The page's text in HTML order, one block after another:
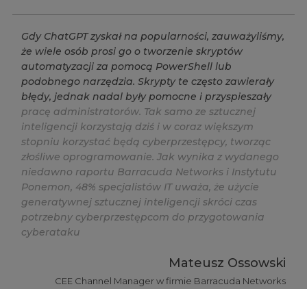
Gdy ChatGPT zyskał na popularności, zauważyliśmy,
że wiele osób prosi go o tworzenie skryptów
automatyzacji za pomocą PowerShell lub
podobnego narzędzia. Skrypty te często zawierały
błędy, jednak nadal były pomocne i przyspieszały
pracę administratorów. Tak samo ze sztucznej
inteligencji korzystają dziś i w coraz większym
stopniu korzystać będą cyberprzestępcy, tworząc
złośliwe oprogramowanie. Jak wynika z wydanego
niedawno raportu Barracuda Networks i Instytutu
Ponemon, 48% specjalistów IT uważa, że użycie
generatywnej sztucznej inteligencji skróci czas
potrzebny cyberprzestępcom do przygotowania
cyberataku
Mateusz Ossowski
CEE Channel Manager w firmie Barracuda Networks